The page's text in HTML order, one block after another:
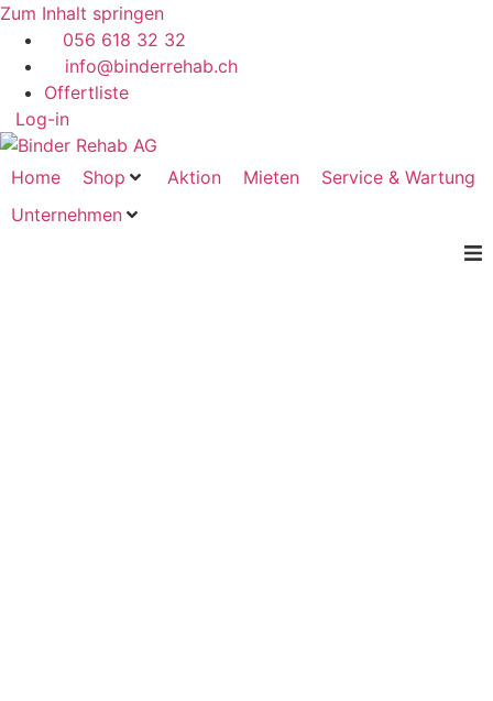
Zum Inhalt springen
056 618 32 32
info@binderrehab.ch
Offertliste
Log-in
Home Shop Aktion Mieten
Service & Wartung
Unternehmen